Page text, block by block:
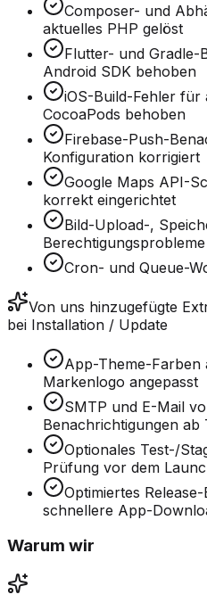
Composer- und
aktuelles PHP gelöst
Flutter- und Gradle-
Android SDK behoben
iOS-Build-Fehler für
CocoaPods behoben
Firebase-Push-
Konfiguration korrigiert
Google Maps API-
korrekt eingerichtet
Bild-Upload-,
Cron- und Queue-
Von uns hinzugefügte
bei Installation / Update
App-Theme-Farben
Markenlogo angepasst
SMTP und E-Mail
Benachrichtigungen ab
Optionales Test-/
Prüfung vor dem
Optimiertes
schnellere App-
Warum wir